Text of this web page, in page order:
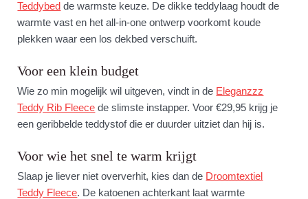
Teddybed de warmste keuze. De dikke teddylaag houdt de
warmte vast en het all-in-one ontwerp voorkomt koude
plekken waar een los dekbed verschuift.
Voor een klein budget
Wie zo min mogelijk wil uitgeven, vindt in de Eleganzzz
Teddy Rib Fleece de slimste instapper. Voor €29,95 krijg je
een geribbelde teddystof die er duurder uitziet dan hij is.
Voor wie het snel te warm krijgt
Slaap je liever niet oververhit, kies dan de Droomtextiel
Teddy Fleece. De katoenen achterkant laat warmte